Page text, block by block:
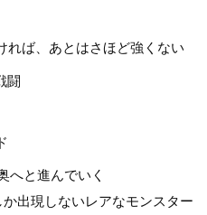
れば、あとはさほど強くない
闘
へと進んでいく
出現しないレアなモンスター